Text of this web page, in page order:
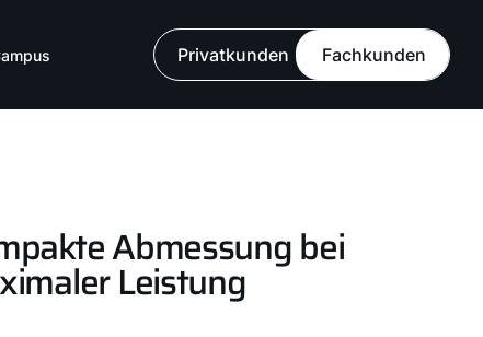
Privatkunden Fachkunden
Abmessung bei
Leistung